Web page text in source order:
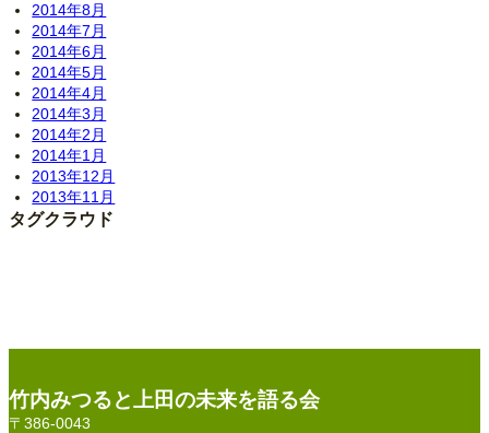
2014年8月
2014年7月
2014年6月
2014年5月
2014年4月
2014年3月
2014年2月
2014年1月
2013年12月
2013年11月
タグクラウド
竹内みつると上田の未来を語る会
〒386-0043